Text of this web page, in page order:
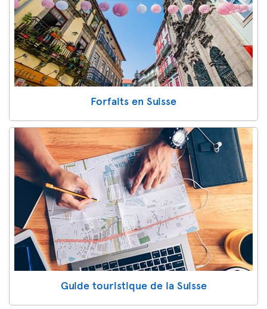
Forfaits en Suisse
Guide touristique de la Suisse